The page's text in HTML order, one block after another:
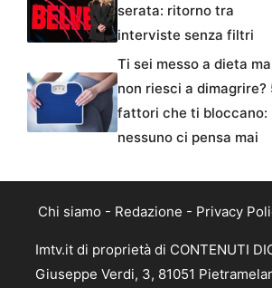
serata: ritorno tra
interviste senza filtri
Ti sei messo a dieta ma
non riesci a dimagrire?
fattori che ti bloccano:
nessuno ci pensa mai
Chi siamo - Redazione - Privacy
Imtv.it di proprietà di CONTENUTI
Giuseppe Verdi, 3, 81051